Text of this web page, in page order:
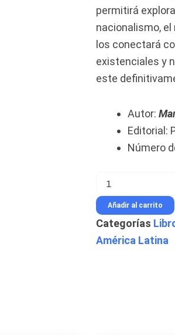
permitirá
nacionalismo, el
los conectará
existenciales y
este
Autor:
Editorial:
Número
el
laberinto
de
los
Añadir al carrito
Categorías
América Latina